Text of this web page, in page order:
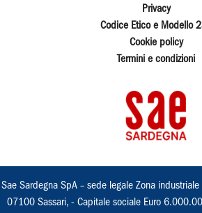
Privacy
Codice Etico e Modello
Cookie policy
Termini e condizioni
Sae Sardegna SpA – sede legale Zona
07100 Sassari, - Capitale sociale Euro